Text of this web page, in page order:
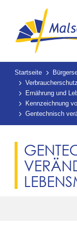
Startseite
Ernährung und
Kennzeichnung
Gentechnisch